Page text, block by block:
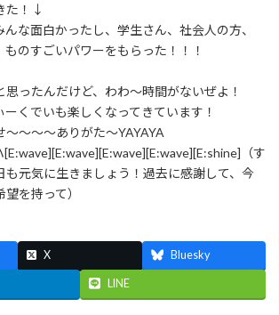
た！↓
な面白かったし、学生さん、社会人の方、
ものすごいパワーをもらった！！！
思ったんだけど、わわ～時間がないぜよ！
くでいも楽しくなってきています！
～～～～ありがた～YAYAYA
（す
も元気に生きましょう！過去に感謝して、今
を持って）
X Bluesky
LINE